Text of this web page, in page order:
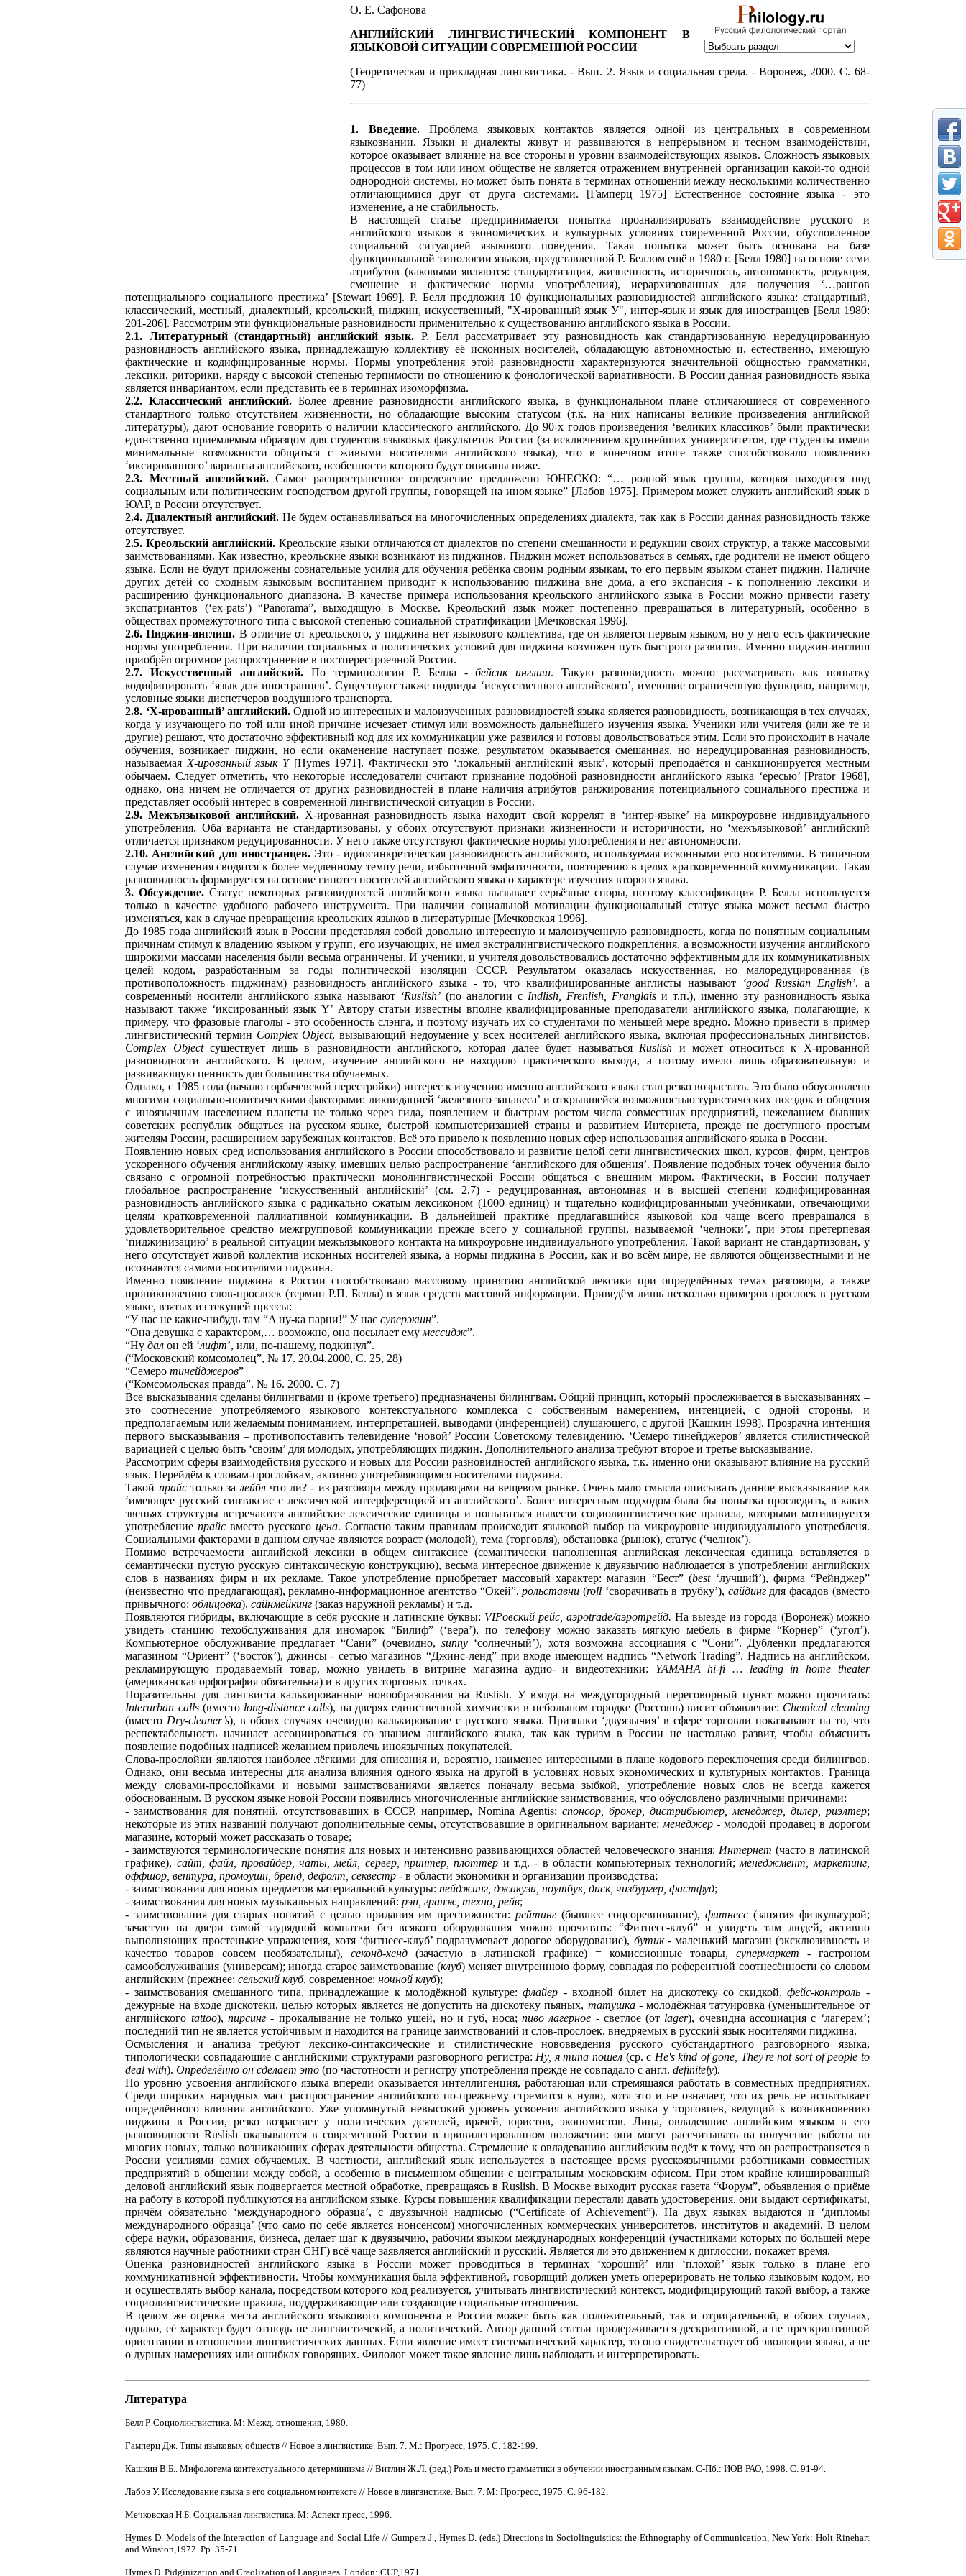
О. Е. Сафонова
АНГЛИЙСКИЙ ЛИНГВИСТИЧЕСКИЙ КОМПОНЕНТ В
ЯЗЫКОВОЙ СИТУАЦИИ СОВРЕМЕННОЙ РОССИИ
(Теоретическая и прикладная лингвистика. - Вып. 2. Язык и социальная среда. - Воронеж, 2000. С. 68-
77)
1. Введение.Проблема языковых контактов является одной из центральных в современном
языкознании. Языки и диалекты живут и развиваются в непрерывном и тесном взаимодействии,
которое оказывает влияние на все стороны и уровни взаимодействующих языков. Сложность языковых
процессов в том или ином обществе не является отражением внутренней организации какой-то одной
однородной системы, но может быть понята в терминах отношений между несколькими количественно
отличающимися друг от друга системами. [Гамперц 1975] Естественное состояние языка - это
изменение, а не стабильность.
В настоящей статье предпринимается попытка проанализировать взаимодействие русского и
английского языков в экономических и культурных условиях современной России, обусловленное
социальной ситуацией языкового поведения. Такая попытка может быть основана на базе
функциональной типологии языков, представленной Р. Беллом ещё в 1980 г. [Белл 1980] на основе семи
атрибутов (каковыми являются: стандартизация, жизненность, историчность, автономность, редукция,
смешение и фактические нормы употребления), иерархизованных для получения ‘…рангов
потенциального социального престижа’ [Stewart 1969]. Р. Белл предложил 10 функциональных разновидностей английского языка: стандартный,
классический, местный, диалектный, креольский, пиджин, искусственный, "Х-ированный язык У", интер-язык и язык для иностранцев [Белл 1980:
201-206]. Рассмотрим эти функциональные разновидности применительно к существованию английского языка в России.
2.1. Литературный (стандартный) английский язык. Р. Белл рассматривает эту разновидность как стандартизованную нередуцированную
разновидность английского языка, принадлежащую коллективу её исконных носителей, обладающую автономностью и, естественно, имеющую
фактические и кодифицированные нормы. Нормы употребления этой разновидности характеризуются значительной общностью грамматики,
лексики, риторики, наряду с высокой степенью терпимости по отношению к фонологической вариативности. В России данная разновидность языка
является инвариантом, если представить ее в терминах изоморфизма.
2.2. Классический английский. Более древние разновидности английского языка, в функциональном плане отличающиеся от современного
стандартного только отсутствием жизненности, но обладающие высоким статусом (т.к. на них написаны великие произведения английской
литературы), дают основание говорить о наличии классического английского. До 90-х годов произведения ‘великих классиков’ были практически
единственно приемлемым образцом для студентов языковых факультетов России (за исключением крупнейших университетов, где студенты имели
минимальные возможности общаться с живыми носителями английcкого языка), что в конечном итоге также способствовало появлению
‘иксированного’ варианта английского, особенности которого будут описаны ниже.
2.3. Местный английский.Самое распространенное определение предложено ЮНЕСКО: “… родной язык группы, которая находится под
социальным или политическим господством другой группы, говорящей на ином языке” [Лабов 1975]. Примером может служить английский язык в
ЮАР, в России отсутствует.
2.4. Диалектный английский.Не будем останавливаться на многочисленных определениях диалекта, так как в России данная разновидность также
отсутствует.
2.5. Креольский английский. Креольские языки отличаются от диалектов по степени смешанности и редукции своих структур, а также массовыми
заимствованиями. Как известно, креольские языки возникают из пиджинов. Пиджин может использоваться в семьях, где родители не имеют общего
языка. Если не будут приложены сознательные усилия для обучения ребёнка своим родным языкам, то его первым языком станет пиджин. Наличие
других детей со сходным языковым воспитанием приводит к использованию пиджина вне дома, а его экспансия - к пополнению лексики и
расширению функционального диапазона. В качестве примера использования креольского английского языка в России можно привести газету
экспатриантов (‘ex-pats’) “Panorama”, выходящую в Москве. Креольский язык может постепенно превращаться в литературный, особенно в
обществах промежуточного типа с высокой степенью социальной стратификации [Мечковская 1996].
2.6. Пиджин-инглиш. В отличие от креольского, у пиджина нет языкового коллектива, где он является первым языком, но у него есть фактические
нормы употребления. При наличии социальных и политических условий для пиджина возможен путь быстрого развития. Именно пиджин-инглиш
приобрёл огромное распространение в постперестроечной России.
2.7. Искусственный английский. По терминологии Р. Белла -бейсик инглиш. Такую разновидность можно рассматривать как попытку
кодифицировать ‘язык для иностранцев’. Существуют также подвиды ‘искусственного английского’, имеющие ограниченную функцию, например,
условные языки диспетчеров воздушного транспорта.
2.8. ‘Х-ированный’ английский.Одной из интересных и малоизученных разновидностей языка является разновидность, возникающая в тех случаях,
когда у изучающего по той или иной причине исчезает стимул или возможность дальнейшего изучения языка. Ученики или учителя (или же те и
другие) решают, что достаточно эффективный код для их коммуникации уже развился и готовы довольствоваться этим. Если это происходит в начале
обучения, возникает пиджин, но если окаменение наступает позже, результатом оказывается смешанная, но нередуцированная разновидность,
называемая Х-ированный язык Y[Hymes 1971]. Фактически это ‘локальный английский язык’, который преподаётся и санкционируется местным
обычаем. Следует отметить, что некоторые исследователи считают признание подобной разновидности английского языка ‘ересью’ [Prator 1968],
однако, она ничем не отличается от других разновидностей в плане наличия атрибутов ранжирования потенциального социального престижа и
представляет особый интерес в современной лингвистической ситуации в России.
2.9. Межъязыковой английский. Х-ированная разновидность языка находит свой коррелят в ‘интер-языке’ на микроуровне индивидуального
употребления. Оба варианта не стандартизованы, у обоих отсутствуют признаки жизненности и историчности, но ‘межъязыковой’ английский
отличается признаком редуцированности. У него также отсутствуют фактические нормы употребления и нет автономности.
2.10. Английский для иностранцев.Это - идиосинкретическая разновидность английского, используемая исконными его носителями. В типичном
случае изменения сводятся к более медленному темпу речи, избыточной эмфатичности, повторению в целях кратковременной коммуникации. Такая
разновидность формируется на основе гипотез носителей английского языка о характере изучения второго языка.
3. Обсуждение. Статус некоторых разновидностей английского языка вызывает серьёзные споры, поэтому классификация Р. Белла используется
только в качестве удобного рабочего инструмента. При наличии социальной мотивации функциональный статус языка может весьма быстро
изменяться, как в случае превращения креольских языков в литературные [Мечковская 1996].
До 1985 года английский язык в России представлял собой довольно интересную и малоизученную разновидность, когда по понятным социальным
причинам стимул к владению языком у групп, его изучающих, не имел экстралингвистического подкрепления, а возможности изучения английского
широкими массами населения были весьма ограничены. И ученики, и учителя довольствовались достаточно эффективным для их коммуникативных
целей кодом, разработанным за годы политической изоляции СССР. Результатом оказалась искусственная, но малоредуцированная (в
противоположность пиджинам) разновидность английского языка - то, что квалифицированные англисты называют
‘good Russian English’, а
современный носители английского языка называют ‘Ruslish’ (по аналогии с Indlish, Frenlish, Franglaisи т.п.), именно эту разновидность языка
называют также ‘иксированный язык Y’ Автору статьи известны вполне квалифицированные преподаватели английского языка, полагающие, к
примеру, что фразовые глаголы - это особенность слэнга, и поэтому изучать их со студентами по меньшей мере вредно. Можно привести в пример
лингвистический термин Complex Object, вызывающий недоумение у всех носителей английского языка, включая профессиональных лингвистов.
Complex Objectсуществует лишь в разновидности английского, которая далее будет называться Ruslish и может относиться к Х-ированной
разновидности английского. В целом, изучение английского не находило практического выхода, а потому имело лишь образовательную и
развивающую ценность для большинства обучаемых.
Однако, с 1985 года (начало горбачевской перестройки) интерес к изучению именно английского языка стал резко возрастать. Это было обоусловлено
многими социально-политическими факторами: ликвидацией ‘железного занавеса’ и открывшейся возможностью туристических поездок и общения
с иноязычным населением планеты не только через гида, появлением и быстрым ростом числа cовместных предприятий, нежеланием бывших
советских республик общаться на русском языке, быстрой компьютеризацией страны и развитием Интернета, прежде не доступного простым
жителям России, расширением зарубежных контактов. Всё это привело к появлению новых сфер использования английского языка в России.
Появлению новых сред использования английского в России способствовало и развитие целой сети лингвистических школ, курсов, фирм, центров
ускоренного обучения английскому языку, имевших целью распространение ‘английского для общения’. Появление подобных точек обучения было
связано с огромной потребностью практически монолингвистической России общаться с внешним миром. Фактически, в России получает
глобальное распространение ‘искусственный английский’ (см. 2.7) - редуцированная, автономная и в высшей степени кодифицированная
разновидность английского языка с радикально сжатым лексиконом (1000 единиц) и тщательно кодифицированными учебниками, отвечающими
целям кратковременной паллиативной коммуникации. В дальнейшей практике предлагавшийся языковой код чаще всего превращался в
удовлетворительное средство межгрупповой коммуникации прежде всего у социальной группы, называемой ‘челноки’, при этом претерпевая
‘пиджинизацию’ в реальной ситуации межъязыкового контакта на микроуровне индивидуального употребления. Такой вариант не стандартизован, у
него отсутствует живой коллектив исконных носителей языка, а нормы пиджина в России, как и во всём мире, не являются общеизвестными и не
осознаются самими носителями пиджина.
Именно появление пиджина в России способствовало массовому принятию английской лексики при определённых темах разговора, а также
проникновению слов-прослоек (термин Р.П. Белла) в язык средств массовой информации. Приведём лишь несколько примеров прослоек в русском
языке, взятых из текущей прессы:
“У нас не какие-нибудь там “A ну-ка парни!” У нассуперэкшн”.
“Она девушка с характером,… возможно, она посылает ему мессидж”.
“Нудал он ей ‘лифт’, или, по-нашему, подкинул”.
(“Московский комсомолец”, № 17. 20.04.2000, С. 25, 28)
“Семеротинейджеров”
(“Комсомольская правда”. № 16. 2000. С. 7)
Все высказывания сделаны билингвами и (кроме третьего) предназначены билингвам. Общий принцип, который прослеживается в высказываниях –
это соотнесение употребляемого языкового контекстуального комплекса с собственным намерением, интенцией, с одной стороны, и
предполагаемым или желаемым пониманием, интерпретацией, выводами (инференцией) слушающего, с другой [Кашкин 1998]. Прозрачна интенция
первого высказывания – противопоставить телевидение ‘новой’ России Советскому телевидению. ‘Семеро тинейджеров’ является стилистической
вариацией с целью быть ‘своим’ для молодых, упoтребляющих пиджин. Дополнительного анализа требуют второе и третье высказывание.
Рассмотрим сферы взаимодействия русского и новых для России разновидностей английского языка, т.к. именно они оказывают влияние на русский
язык. Перейдём к словам-прослойкам, активно употребляющимся носителями пиджина.
Такой прайстолько залейбл что ли? - из разговора между продавцами на вещевом рынке. Очень мало смысла описывать данное высказывание как
‘имеющее русский синтаксис с лексической интерференцией из английского’. Более интересным подходом была бы попытка проследить, в каких
звеньях структуры встречаются английские лексические единицы и попытаться вывести социолингвистические правила, которыми мотивируется
употреблениепрайс вместо русскогоцена. Согласно таким правилам происходит языковой выбор на микроуровне индивидуального употребленя.
Социальными факторами в данном случае являются возраст (молодой), тема (торговля), обстановка (рынок), статус (‘челнок’).
Помимо встречаемости английской лексики в общем синтаксисе (семантически наполненная английская лексическая единица вставляется в
семантически пустую русскую синтаксическую конструкцию), весьма интересное движение к двуязычию наблюдается в употреблении английских
слов в названиях фирм и их рекламе. Такое употребление приобретает массовый характер: магазин “Бест” (best‘лучший’), фирма “Рейнджер”
(неизвестно что предлагающая), рекламно-информационное агентство “Окей”,рольставни (roll ‘сворачивать в трубку’), сайдингдля фасадов (вместо
привычного:облицовка),сайнмейкинг (заказ наружной рекламы) и т.д.
Появляются гибриды, включающие в себя русские и латинские буквы: VIPовский рейс, аэроtrade/аэротрейд. На выезде из города (Воронеж) можно
увидеть станцию техобслуживания для иномарок “Билиф” (‘вера’), по телефону можно заказать мягкую мебель в фирме “Корнер” (‘угол’).
Компьютерное обслуживание предлагает “Сани” (очевидно,sunny ‘солнечный’), хотя возможна ассоциация с “Сони”. Дубленки предлагаются
магазином “Ориент” (‘восток’), джинсы - сетью магазинов “Джинс-ленд” при входе имеющем надпись “Network Trading”. Надпись на английском,
рекламирующую продаваемый товар, можно увидеть в витрине магазина аудио- и видеотехники: YAMAHA hi-fi … leading in home theater
(американская орфография обязательна) и в других торговых точках.
Поразительны для лингвиста калькированные новообразования на Ruslish. У входа на междугородный переговорный пункт можно прочитать:
Interurban calls(вместо long-distance calls), на дверях единственной химчистки в небольшом городке (Россошь) висит объявление: Chemical cleaning
(вместо Dry-cleaner’s), в обоих случаях очевидно калькирование с русского языка. Признаки ‘двуязычия’ в сфере торговли показывают на то, что
респектабельность начинает ассоциироваться со знанием английского языка, так как туризм в России не настолько развит, чтобы объяснить
появление подобных надписей желанием привлечь иноязычных покупателей.
Слова-прослойки являются наиболее лёгкими для описания и, вероятно, наименее интересными в плане кодового переключения среди билингвов.
Однако, они весьма интересны для анализа влияния одного языка на другой в условиях новых экономических и культурных контактов. Граница
между словами-прослойками и новыми заимствованиями является поначалу весьма зыбкой, употребление новых слов не всегда кажется
обоснованным. В русском языке новой России появились многочисленные английские заимствования, что обусловлено различными причинами:
- заимствования для понятий, отсутствовавших в СССР, например, Nomina Agentis: спонсор, брокер, дистрибьютер, менеджер, дилер, риэлтер;
некоторые из этих названий получают дополнительные семы, отсутствовавшие в оригинальном варианте: менеджер - молодой продавец в дорогом
магазине, который может рассказать о товаре;
- заимствуются терминологические понятия для новых и интенсивно развивающихся областей человеческого знания: Интернет (часто в латинской
графике), сайт, файл, провайдер, чаты, мейл, сервер, принтер, плоттер и т.д. - в области компьютерных технологий; менеджмент, маркетинг,
оффшор, вентура, промоушн, бренд, дефолт, секвестр - в области экономики и организации производства;
- заимствования для новых предметов материальной культуры:пейджинг, джакузи, ноутбук, диск, чизбургер, фастфуд;
- заимствования для новых музыкальных направлений:рэп, гранж, техно, рейв;
- заимствования для старых понятий с целью придания им престижности: рейтинг(бывшее соцсоревнование), фитнесс(занятия физкультурой;
зачастую на двери самой заурядной комнатки без всякого оборудования можно прочитать: “Фитнесс-клуб” и увидеть там людей, активно
выполняющих простенькие упражнения, хотя ‘фитнесс-клуб’ подразумевает дорогое оборудование), бутик- маленький магазин (эксклюзивность и
качество товаров совсем необязательны),секонд-хенд (зачастую в латинской графике) = комиссионные товары, супермаркет - гастроном
самообслуживания (универсам); иногда старое заимствование (клуб) меняет внутреннюю форму, совпадая по референтной соотнесённости со словом
английским (прежнее:сельский клуб, современное:ночной клуб);
- заимствования смешанного типа, принадлежащие к молодёжной культуре:флайер - входной билет на дискотеку со скидкой,фейс-контроль -
дежурные на входе дискотеки, целью которых является не допустить на дискотеку пьяных, татушка- молодёжная татуировка (уменьшительное от
английского tattoo), пирсинг - прокалывание не только ушей, но и губ, носа; пиво лагерное - светлое (от lager), очевидна ассоциация с ‘лагерем’;
последний тип не является устойчивым и находится на границе заимствований и слов-прослоек, внедряемых в русский язык носителями пиджина.
Осмысления и анализа требуют лексико-синтаксические и стилистические нововведения русского субстандартного разговорного языка,
типологически совпадающие с английскими структурами разговорного регистра: Ну, я типа пошёл(ср. с Не's kind of gone, They're not sort of people to
deal with).Oпределённо он сделает это (по частотности и регистру употребления прежде не совпадало с англ.definitely).
По уровню усвоения английского языка впереди оказывается интеллигенция, работающая или стремящаяся работать в совместных предприятиях.
Среди широких народных масс распространение английского по-прежнему стремится к нулю, хотя это и не означает, что их речь не испытывает
определённого влияния английского. Уже упомянутый невысокий уровень усвоения английского языка у торговцев, ведущий к возникновению
пиджина в России, резко возрастает у политических деятелей, врачей, юристов, экономистов. Лица, овладевшие английским языком в его
разновидности Ruslish оказываются в современной России в привилегированном положении: они могут рассчитывать на получение работы во
многих новых, только возникающих сферах деятельности общества. Стремление к овладеванию английским ведёт к тому, что он распространяется в
России усилиями самих обучаемых. В частности, английский язык используется в настоящее время русскоязычными работниками совместных
предприятий в общении между собой, а осoбенно в письменном общении с центральным московским офисом. При этом крайне клишированный
деловой английский язык подвергается местной обработке, превращаясь в Ruslish. В Москве выходит русская газета “Форум”, объявления о приёме
на работу в которой публикуются на английском языке. Курсы повышения квалификации перестали давать удостоверения, они выдают сертификаты,
причём обязательно ‘международного образца’, с двуязычной надписью (“Certificate of Achievement”). На двух языках выдаются и ‘дипломы
международного образца’ (что само по себе является нонсенсом) многочисленных коммерческих университетов, институтов и академий. В целом
сфера науки, образования, бизнеса, делает шаг к двуязычию, рабочим языком международных конференций (участниками которых по большей мере
являются научные работники стран СНГ) всё чаще заявляется английский и русский. Является ли это движением к диглоссии, покажет время.
Оценка разновидностей английского языка в России может проводиться в терминах ‘хороший’ или ‘плохой’ язык только в плане его
коммуникативной эффективности. Чтобы коммуникация была эффективной, говорящий должен уметь оперерировать не только языковым кодом, но
и осуществлять выбор канала, посредством которого код реализуется, учитывать лингвистический контекст, модифицирующий такой выбор, а также
социолингвистические правила, поддерживающие или создающие социальные отношения.
В целом же оценка места английского языкового компонента в России может быть как положительный, так и отрицательной, в обоих случаях,
однако, её характер будет отнюдь не лингвистичекий, а политический. Автор данной статьи придерживается дескриптивной, а не прескриптивной
ориентации в отношении лингвистических данных. Если явление имеет систематический характер, то оно свидетельствует об эволюции языка, а не
о дурных намерениях или ошибках говорящих. Филолог может такое явление лишь наблюдать и интерпретировать.
Литература
Белл Р. Социолингвистика. М: Межд. отношения, 1980.
Гамперц Дж. Типы языковых обществ // Новое в лингвистике. Вып. 7. М.: Прогресс, 1975. С. 182-199.
Кашкин В.Б.. Мифологема контекстуального детерминизма // Витлин Ж.Л. (ред.) Роль и место грамматики в обучении иностранным языкам. С-Пб.: ИОВ РАО, 1998. С. 91-94.
Лабов У. Исследование языка в его социальном контексте // Новое в лингвистике. Вып. 7. М: Прогресс, 1975. С. 96-182.
Мечковская Н.Б. Социальная лингвистика. М: Аспект пресс, 1996.
Hymes D. Models of the Interaction of Language and Social Life // Gumperz J., Hymes D. (eds.) Directions in Sociolinguistics: the Ethnography of Communication, New York: Holt Rinehart
and Winston,1972. Pp. 35-71.
Hymes D. Pidginization and Creolization of Languages. London: CUP,1971.